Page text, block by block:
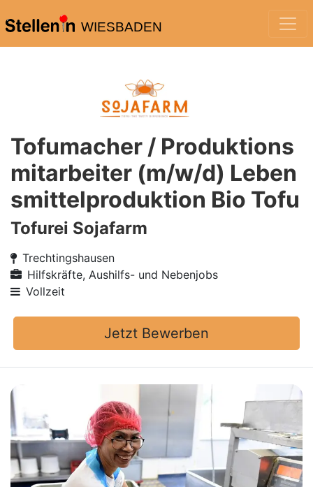
WIESBADEN
Tofumacher / Produktions
mitarbeiter (m/w/d) Leben
smittelproduktion Bio Tofu
Tofurei Sojafarm
Trechtingshausen
Hilfskräfte, Aushilfs- und Nebenjobs
Vollzeit
Jetzt Bewerben